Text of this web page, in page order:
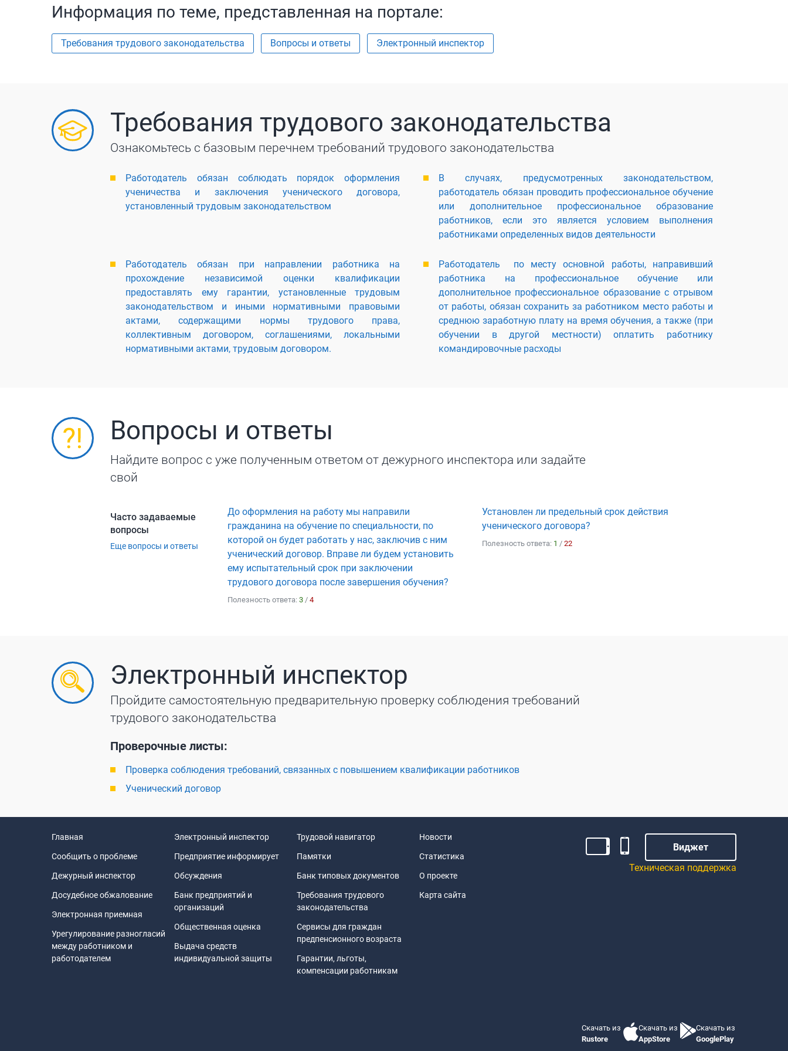
Информация по теме, представленная на портале:
Требования трудового законодательства Вопросы и ответы Электронный инспектор
Требования трудового законодательства
Ознакомьтесь с базовым перечнем требований трудового законодательства
Работодатель обязан соблюдать порядок оформления
ученичества и заключения ученического договора,
установленный трудовым законодательством
В случаях, предусмотренных законодательством,
работодатель обязан проводить профессиональное обучение
или дополнительное профессиональное образование
работников, если это является условием выполнения
работниками определенных видов деятельности
Работодатель обязан при направлении работника на
прохождение независимой оценки квалификации
предоставлять ему гарантии, установленные трудовым
законодательством и иными нормативными правовыми
актами, содержащими нормы трудового права,
коллективным договором, соглашениями, локальными
нормативными актами, трудовым договором.
Работодатель по месту основной работы, направивший
работника на профессиональное обучение или
дополнительное профессиональное образование с отрывом
от работы, обязан сохранить за работником место работы и
среднюю заработную плату на время обучения, а также (при
обучении в другой местности) оплатить работнику
командировочные расходы
Вопросы и ответы
Найдите вопрос с уже полученным ответом от дежурного инспектора или задайте
свой
Часто задаваемые
вопросы
Еще вопросы и ответы
До оформления на работу мы направили
гражданина на обучение по специальности, по
которой он будет работать у нас, заключив с ним
ученический договор. Вправе ли будем установить
ему испытательный срок при заключении
трудового договора после завершения обучения?
Полезность ответа: 3 / 4
Установлен ли предельный срок действия
ученического договора?
Полезность ответа: 1 / 22
Электронный инспектор
Пройдите самостоятельную предварительную проверку соблюдения требований
трудового законодательства
Проверочные листы:
Проверка соблюдения требований, связанных с повышением квалификации работников
Ученический договор
Главная
Сообщить о проблеме
Дежурный инспектор
Досудебное обжалование
Электронная приемная
Урегулирование разногласий
между работником и
работодателем
Электронный инспектор
Предприятие информирует
Обсуждения
Банк предприятий и
организаций
Общественная оценка
Выдача средств
индивидуальной защиты
Трудовой навигатор
Памятки
Банк типовых документов
Требования трудового
законодательства
Сервисы для граждан
предпенсионного возраста
Гарантии, льготы,
компенсации работникам
Новости
Статистика
О проекте
Карта сайта
Виджет
Техническая поддержка
Скачать из
Rustore
Скачать из
AppStore
Скачать из
GooglePlay